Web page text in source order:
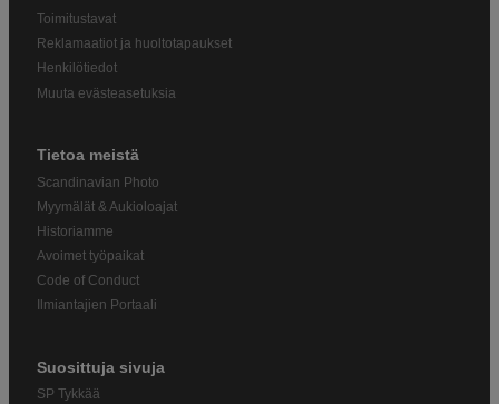
Toimitustavat
Reklamaatiot ja huoltotapaukset
Henkilötiedot
Muuta evästeasetuksia
Tietoa meistä
Scandinavian Photo
Myymälät & Aukioloajat
Historiamme
Avoimet työpaikat
Code of Conduct
Ilmiantajien Portaali
Suosittuja sivuja
SP Tykkää